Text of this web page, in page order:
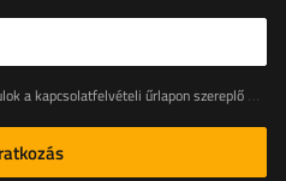
az Európai Parlament és a Tanács (EU) rendeletével összhangban történő kezeléséhez